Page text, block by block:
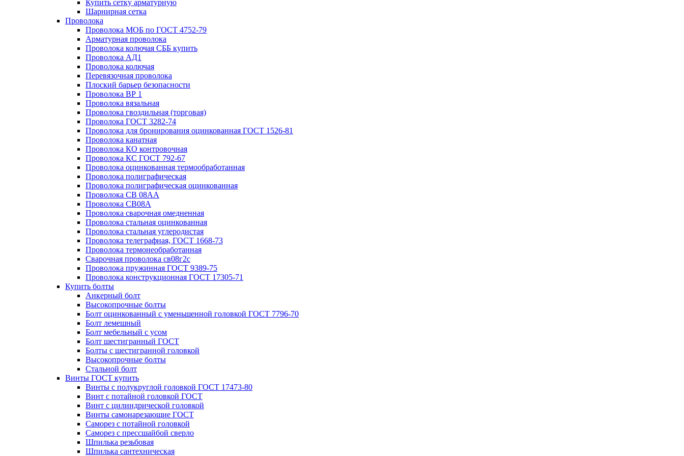
Купить сетку арматурную
Шарнирная сетка
Проволока
Проволока МОБ по ГОСТ 4752-79
Арматурная проволока
Проволока колючая СББ купить
Проволока АД1
Проволока колючая
Перевязочная проволока
Плоский барьер безопасности
Проволока ВР 1
Проволока вязальная
Проволока гвоздильная (торговая)
Проволока ГОСТ 3282-74
Проволока для бронирования оцинкованная ГОСТ 1526-81
Проволока канатная
Проволока КО контровочная
Проволока КС ГОСТ 792-67
Проволока оцинкованная термообработанная
Проволока полиграфическая
Проволока полиграфическая оцинкованная
Проволока СВ 08АА
Проволока СВ08А
Проволока сварочная омедненная
Проволока стальная оцинкованная
Проволока стальная углеродистая
Проволока телеграфная, ГОСТ 1668-73
Проволока термонеобработанная
Сварочная проволока св08г2с
Проволока пружинная ГОСТ 9389-75
Проволока конструкционная ГОСТ 17305-71
Купить болты
Анкерный болт
Высокопрочные болты
Болт оцинкованный с уменьшенной головкой ГОСТ 7796-70
Болт лемешный
Болт мебельный с усом
Болт шестигранный ГОСТ
Болты с шестигранной головкой
Высокопрочные болты
Стальной болт
Винты ГОСТ купить
Винты с полукруглой головкой ГОСТ 17473-80
Винт с потайной головкой ГОСТ
Винт с цилиндрической головкой
Винты самонарезающие ГОСТ
Саморез с потайной головкой
Саморез с прессшайбой сверло
Шпилька резьбовая
Шпилька сантехническая